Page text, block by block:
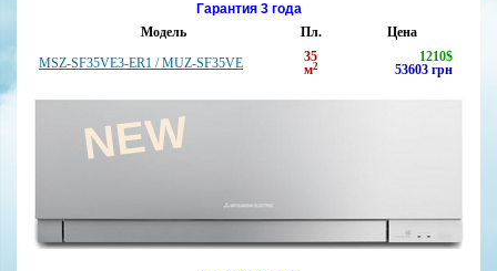
Гарантия 3 года
Модель
Пл.
Цена
MSZ-SF35VE3-ER1 / MUZ-SF35VE
35
м2
1210$
53603 грн
NEW